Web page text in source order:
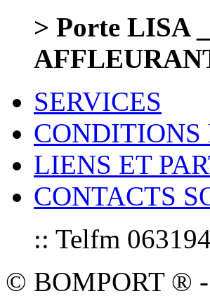
> Porte LISA
SERVICES
LIENS ET
CONTACTS
:: Telfm
© BOMPORT ® -